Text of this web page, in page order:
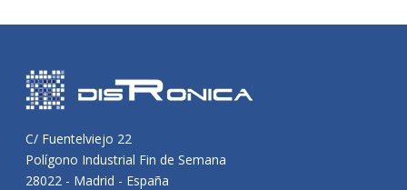
C/ Fuentelviejo 22
Polígono Industrial Fin de Semana
28022 - Madrid - España